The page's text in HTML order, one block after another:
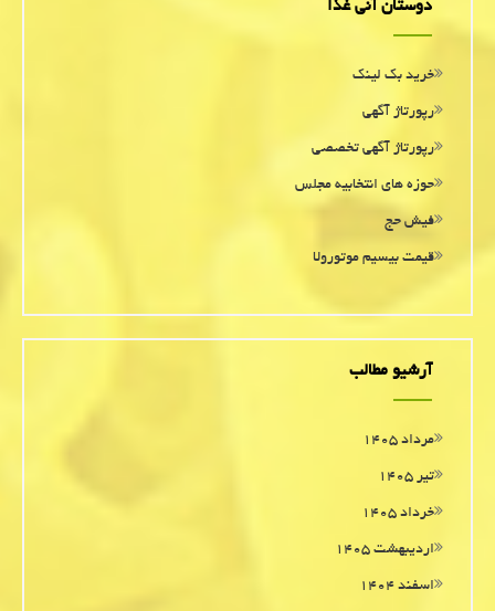
دوستان آنی غذا
خرید بک لینک
رپورتاژ آگهی
رپورتاژ آگهی تخصصی
حوزه های انتخابیه مجلس
فیش حج
قیمت بیسیم موتورولا
آرشیو مطالب
مرداد ۱۴۰۵
تیر ۱۴۰۵
خرداد ۱۴۰۵
اردیبهشت ۱۴۰۵
اسفند ۱۴۰۴